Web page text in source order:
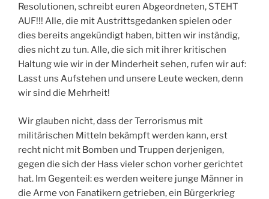
Resolutionen, schreibt euren Abgeordneten, STEHT
AUF!!! Alle, die mit Austrittsgedanken spielen oder
dies bereits angekündigt haben, bitten wir inständig,
dies nicht zu tun. Alle, die sich mit ihrer kritischen
Haltung wie wir in der Minderheit sehen, rufen wir auf:
Lasst uns Aufstehen und unsere Leute wecken, denn
wir sind die Mehrheit!
Wir glauben nicht, dass der Terrorismus mit
militärischen Mitteln bekämpft werden kann, erst
recht nicht mit Bomben und Truppen derjenigen,
gegen die sich der Hass vieler schon vorher gerichtet
hat. Im Gegenteil: es werden weitere junge Männer in
die Arme von Fanatikern getrieben, ein Bürgerkrieg